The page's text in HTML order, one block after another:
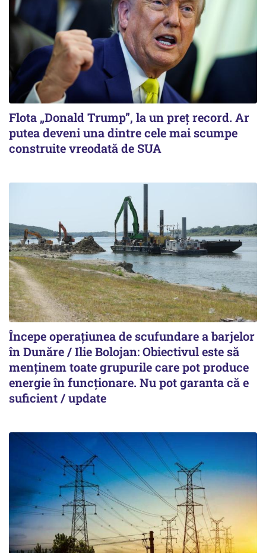
Flota „Donald Trump”, la un preț record. Ar
putea deveni una dintre cele mai scumpe
construite vreodată de SUA
Începe operațiunea de scufundare a barjelor
în Dunăre / Ilie Bolojan: Obiectivul este să
menținem toate grupurile care pot produce
energie în funcționare. Nu pot garanta că e
suficient / update